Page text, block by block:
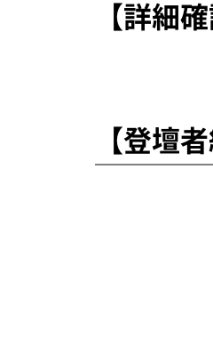
【詳細
【登壇